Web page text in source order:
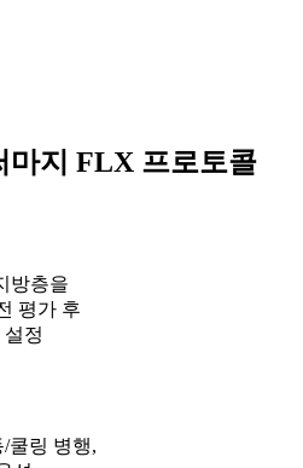
마지 FLX 프로토콜
방층을
평가 후
설정
쿨링 병행,